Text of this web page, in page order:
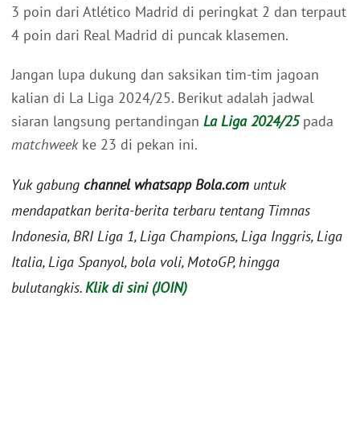
3 poin dari Atlético Madrid di peringkat 2 dan terpaut
4 poin dari Real Madrid di puncak klasemen.
Jangan lupa dukung dan saksikan tim-tim jagoan
kalian di La Liga 2024/25. Berikut adalah jadwal
siaran langsung pertandingan La Liga 2024/25pada
matchweekke 23 di pekan ini.
Yuk gabung channel whatsapp Bola.com untuk
mendapatkan berita-berita terbaru tentang Timnas
Indonesia, BRI Liga 1, Liga Champions, Liga Inggris, Liga
Italia, Liga Spanyol, bola voli, MotoGP, hingga
bulutangkis.Klik di sini (JOIN)